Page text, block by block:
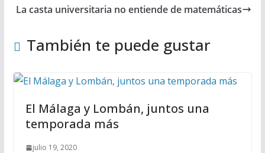
La casta universitaria no entiende de matemáticas
También te puede gustar
El Málaga y Lombán, juntos una
temporada más
julio 19, 2020